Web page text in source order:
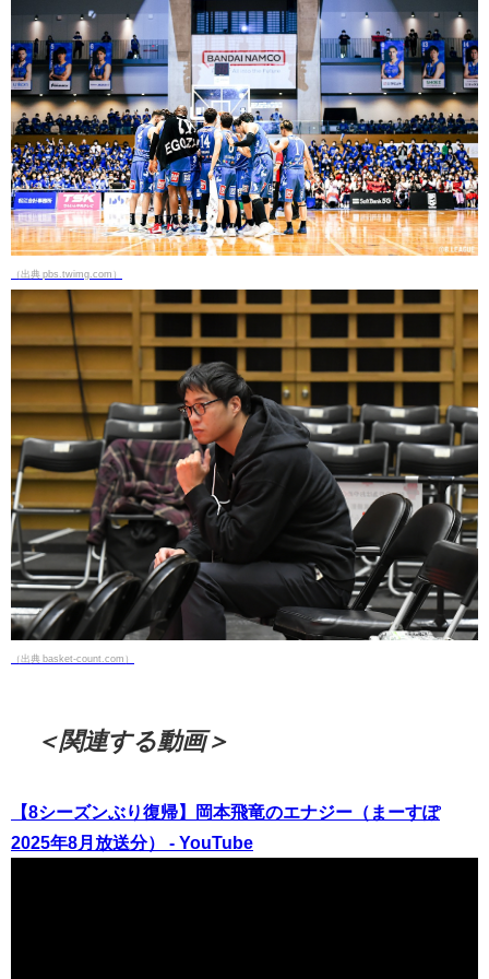
（出典 pbs.twimg.com）
（出典 basket-count.com）
＜関連する動画＞
【8シーズンぶり復帰】岡本飛竜のエナジー（まーすぽ
2025年8月放送分） - YouTube